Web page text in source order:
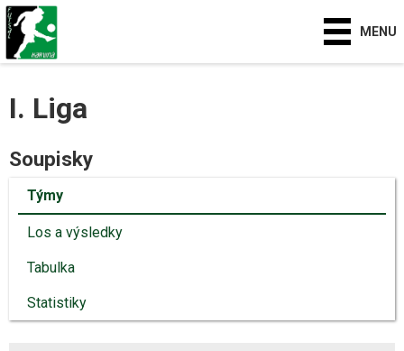
MENU
I. Liga
Soupisky
Týmy
Los a výsledky
Tabulka
Statistiky